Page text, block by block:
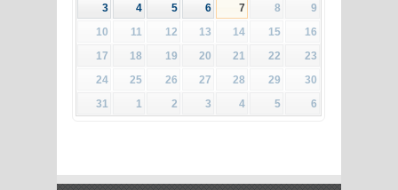
3
4 5 6 7 8
9
10
11 12 13 14 15
16
17
18 19 20 21 22
23
24
25 26 27 28 29
30
31
1 2 3 4 5 6